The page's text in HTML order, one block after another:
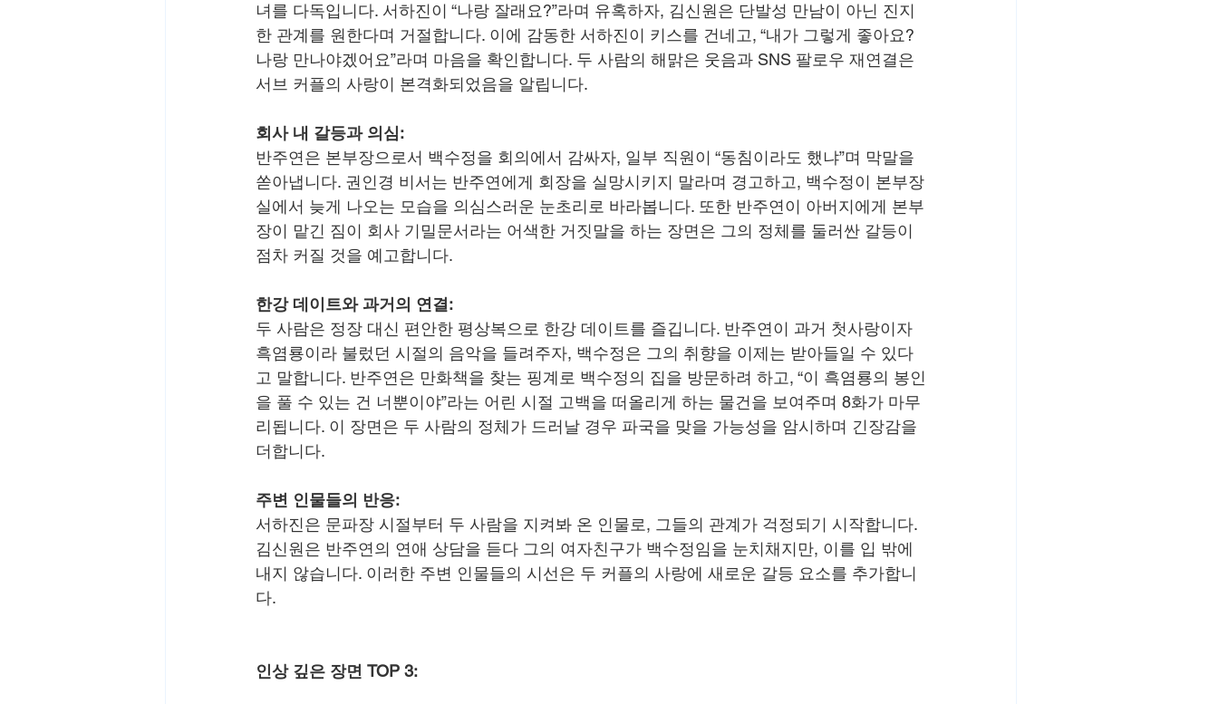
녀를 다독입니다. 서하진이 “나랑 잘래요?”라며 유혹하자, 김신원은 단발성 만남이 아닌 진지
한 관계를 원한다며 거절합니다. 이에 감동한 서하진이 키스를 건네고, “내가 그렇게 좋아요?
나랑 만나야겠어요”라며 마음을 확인합니다. 두 사람의 해맑은 웃음과 SNS 팔로우 재연결은
서브 커플의 사랑이 본격화되었음을 알립니다.
회사 내 갈등과 의심:
반주연은 본부장으로서 백수정을 회의에서 감싸자, 일부 직원이 “동침이라도 했냐”며 막말을
쏟아냅니다. 권인경 비서는 반주연에게 회장을 실망시키지 말라며 경고하고, 백수정이 본부장
실에서 늦게 나오는 모습을 의심스러운 눈초리로 바라봅니다. 또한 반주연이 아버지에게 본부
장이 맡긴 짐이 회사 기밀문서라는 어색한 거짓말을 하는 장면은 그의 정체를 둘러싼 갈등이
점차 커질 것을 예고합니다.
한강 데이트와 과거의 연결:
두 사람은 정장 대신 편안한 평상복으로 한강 데이트를 즐깁니다. 반주연이 과거 첫사랑이자
흑염룡이라 불렀던 시절의 음악을 들려주자, 백수정은 그의 취향을 이제는 받아들일 수 있다
고 말합니다. 반주연은 만화책을 찾는 핑계로 백수정의 집을 방문하려 하고, “이 흑염룡의 봉인
을 풀 수 있는 건 너뿐이야”라는 어린 시절 고백을 떠올리게 하는 물건을 보여주며 8화가 마무
리됩니다. 이 장면은 두 사람의 정체가 드러날 경우 파국을 맞을 가능성을 암시하며 긴장감을
더합니다.
주변 인물들의 반응:
서하진은 문파장 시절부터 두 사람을 지켜봐 온 인물로, 그들의 관계가 걱정되기 시작합니다.
김신원은 반주연의 연애 상담을 듣다 그의 여자친구가 백수정임을 눈치채지만, 이를 입 밖에
내지 않습니다. 이러한 주변 인물들의 시선은 두 커플의 사랑에 새로운 갈등 요소를 추가합니
다.
인상 깊은 장면 TOP 3: